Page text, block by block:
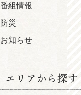
番組情報
防災
お知らせ
エリアから探す